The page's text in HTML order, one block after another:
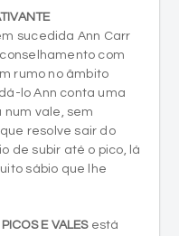
sucedida Ann Carr
com
rumo no âmbito
lo Ann conta uma
num vale, sem
resolve sair do
de subir até o pico, lá
sábio que lhe
E VALESestá